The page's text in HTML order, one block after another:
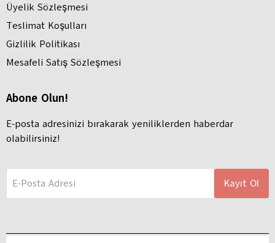
Üyelik Sözleşmesi
Teslimat Koşulları
Gizlilik Politikası
Mesafeli Satış Sözleşmesi
Abone Olun!
E-posta adresinizi bırakarak yeniliklerden haberdar
olabilirsiniz!
E-Posta Adresi Kayıt Ol